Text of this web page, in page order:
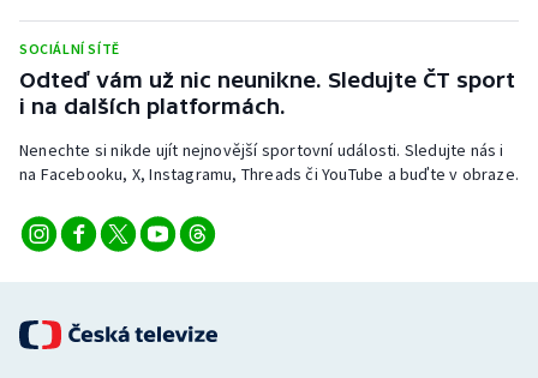
SOCIÁLNÍ SÍTĚ
Odteď vám už nic neunikne. Sledujte ČT sport
i na dalších platformách.
Nenechte si nikde ujít nejnovější sportovní události. Sledujte nás i
na Facebooku, X, Instagramu, Threads či YouTube a buďte v obraze.